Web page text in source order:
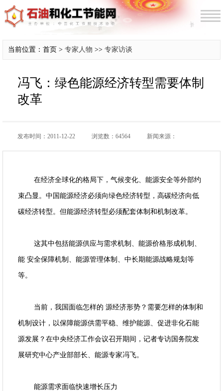
当前位置：首页 > 专家人物 >> 专家访谈
冯飞：绿色能源经济转型需要体制
改革
发布时间：2011-12-22 浏览数：64564 新闻来源：
在经济全球化的格局下，气候变化、能源安全等外部约
束凸显。中国能源经济必须向绿色经济转型，高碳经济向低
碳经济转型。但能源经济转型必须配套体制和机制改革。
这其中包括能源供应与需求机制、能源价格形成机制、
能 安全保障机制、能源管理体制、中长期能源战略规划等
等。
当前，我国面临怎样的 源经济形势？需要怎样的体制和
机制设计，以保障能源供需平稳、维护能源、促进非化石能
源发展？在中央经济工作会议召开期间，记者专访国务院发
展研究中心产业部部长、能源专家冯飞。
能源需求面临快速增长压力